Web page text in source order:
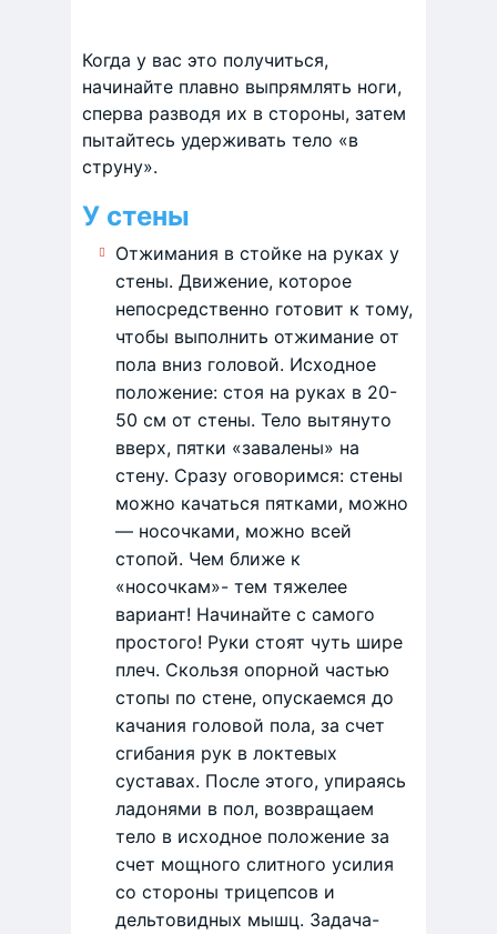
Когда у вас это получиться,
начинайте плавно выпрямлять ноги,
сперва разводя их в стороны, затем
пытайтесь удерживать тело «в
струну».
У стены
Отжимания в стойке на руках у
стены. Движение, которое
непосредственно готовит к тому,
чтобы выполнить отжимание от
пола вниз головой. Исходное
положение: стоя на руках в 20-
50 см от стены. Тело вытянуто
вверх, пятки «завалены» на
стену. Сразу оговоримся: стены
можно качаться пятками, можно
— носочками, можно всей
стопой. Чем ближе к
«носочкам»- тем тяжелее
вариант! Начинайте с самого
простого! Руки стоят чуть шире
плеч. Скользя опорной частью
стопы по стене, опускаемся до
качания головой пола, за счет
сгибания рук в локтевых
суставах. После этого, упираясь
ладонями в пол, возвращаем
тело в исходное положение за
счет мощного слитного усилия
со стороны трицепсов и
дельтовидных мышц. Задача-